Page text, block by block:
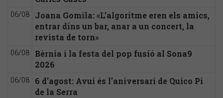
06/08
Joana Gomila: «L’algoritme eren els amics,
entrar dins un bar, anar a un concert, la
revista de torn»
06/08
Bèrnia i la festa del pop fusió al Sona9
2026
06/08
6 d'agost: Avui és l'aniversari de Quico Pi
de la Serra